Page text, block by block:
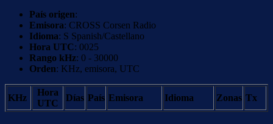
País origen:
Emisora: CROSS Corsen Radio
Idioma: S Spanish/Castellano
Hora UTC: 0025
Rango kHz: 0 - 30000
Orden: KHz, emisora, UTC
KHz
Hora
UTC
Días País Emisora Idioma Zonas Tx